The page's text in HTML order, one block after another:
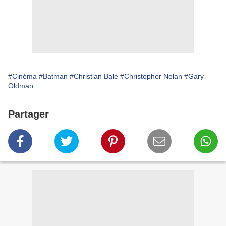
#Cinéma #Batman #Christian Bale #Christopher Nolan #Gary
Oldman
Partager